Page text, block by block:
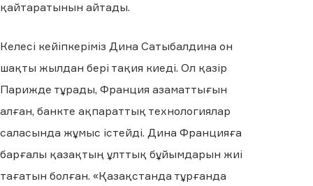
қайтаратынын айтады.
Келесі кейіпкеріміз Дина Сатыбалдина он
шақты жылдан бері тақия киеді. Ол қазір
Парижде тұрады, Франция азаматтығын
алған, банкте ақпараттық технологиялар
саласында жұмыс істейді. Дина Францияға
барғалы қазақтың ұлттық бұйымдарын жиі
тағатын болған. «Қазақстанда тұрғанда